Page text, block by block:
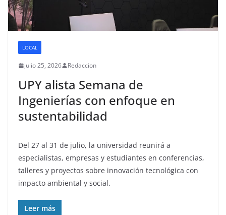
LOCAL
julio 25, 2026 Redaccion
UPY alista Semana de
Ingenierías con enfoque en
sustentabilidad
Del 27 al 31 de julio, la universidad reunirá a
especialistas, empresas y estudiantes en conferencias,
talleres y proyectos sobre innovación tecnológica con
impacto ambiental y social.
Leer más